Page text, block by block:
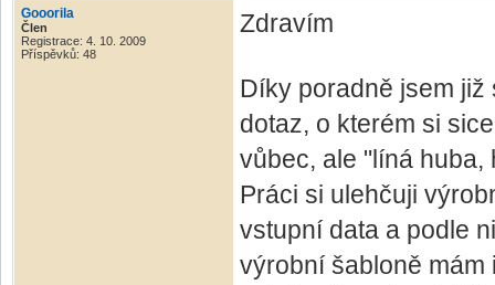
Gooorila
Člen
Registrace: 4. 10. 2009
Příspěvků: 48
Zdravím
Díky poradně jsem
dotaz, o kterém si
vůbec, ale "líná huba,
Práci si ulehčuji
vstupní data a podle
výrobní šabloně